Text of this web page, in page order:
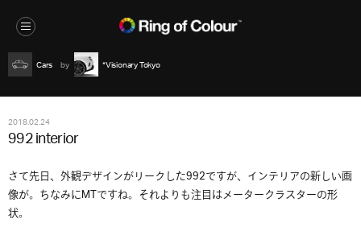
Cars *Visionary Tokyo
2018.02.24
992 interior
さて先日、外観デザインがリークした992ですが、インテリアの新しい画
像が。ちなみにMTですね。それよりも注目はメータークラスターの形
状。